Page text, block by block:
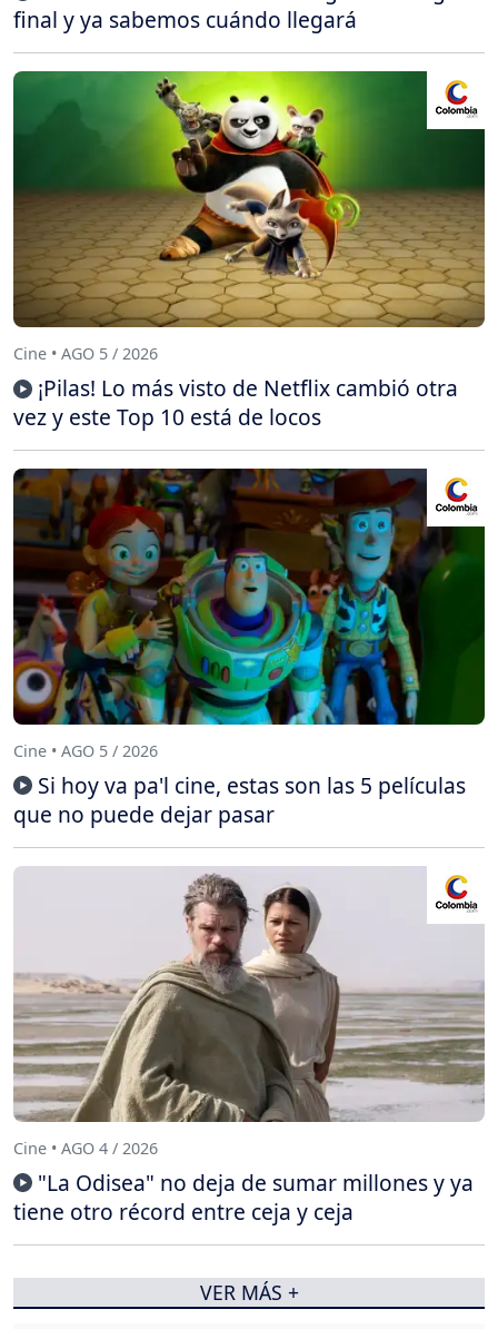
final y ya sabemos cuándo llegará
Cine • AGO 5 / 2026
¡Pilas! Lo más visto de Netflix cambió otra
vez y este Top 10 está de locos
Cine • AGO 5 / 2026
Si hoy va pa'l cine, estas son las 5 películas
que no puede dejar pasar
Cine • AGO 4 / 2026
"La Odisea" no deja de sumar millones y ya
tiene otro récord entre ceja y ceja
VER MÁS +